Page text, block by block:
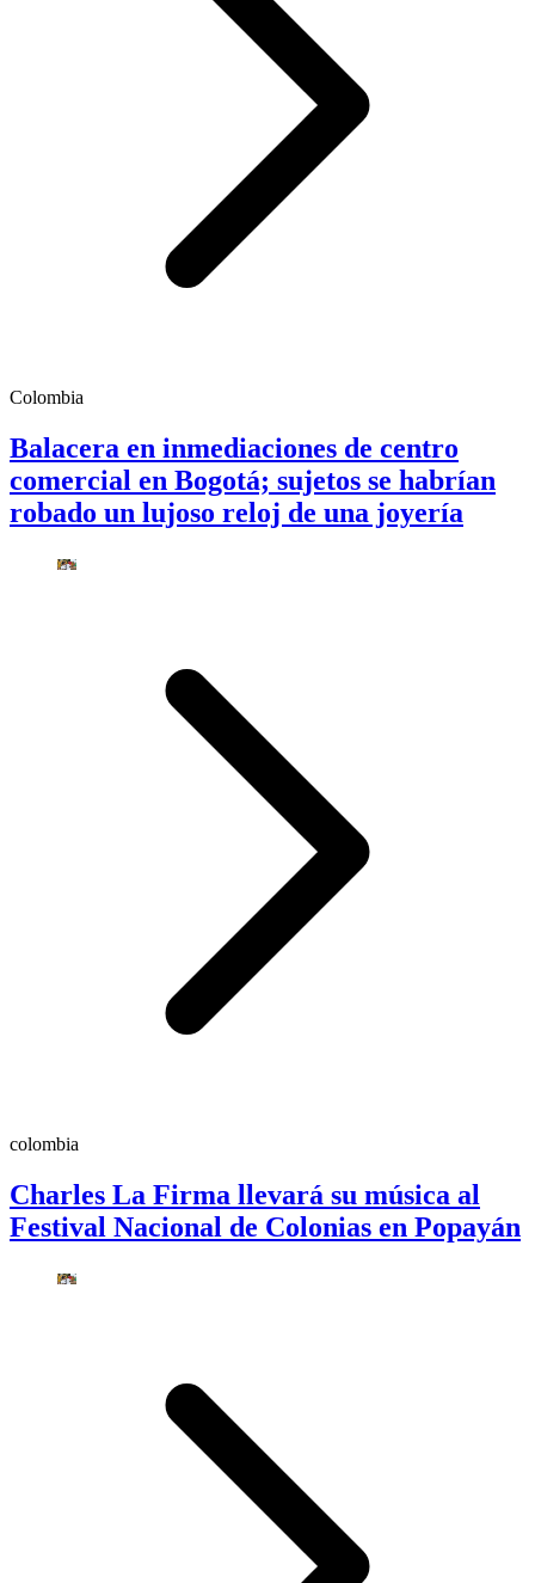
Colombia
Balacera en inmediaciones de centro
comercial en Bogotá; sujetos se habrían
robado un lujoso reloj de una joyería
colombia
Charles La Firma llevará su música al
Festival Nacional de Colonias en Popayán